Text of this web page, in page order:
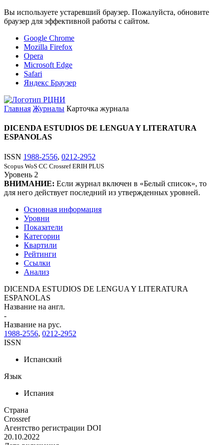
Вы используете устаревший браузер. Пожалуйста, обновите
браузер для эффективной работы с сайтом.
Google Chrome
Mozilla Firefox
Opera
Microsoft Edge
Safari
Яндекс Браузер
Главная Журналы Карточка журнала
DICENDA ESTUDIOS DE LENGUA Y LITERATURA
ESPANOLAS
ISSN 1988-2556, 0212-2952
Scopus WoS CC Crossref ERIH PLUS
Уровень 2
ВНИМАНИЕ: Если журнал включен в «Белый список», то
для него действует последний из утвержденных уровней.
Основная информация
Уровни
Показатели
Категории
Квартили
Рейтинги
Ссылки
Анализ
DICENDA ESTUDIOS DE LENGUA Y LITERATURA
ESPANOLAS
Название на англ.
-
Название на рус.
1988-2556, 0212-2952
ISSN
Испанский
Язык
Испания
Страна
Crossref
Агентство регистрации DOI
20.10.2022